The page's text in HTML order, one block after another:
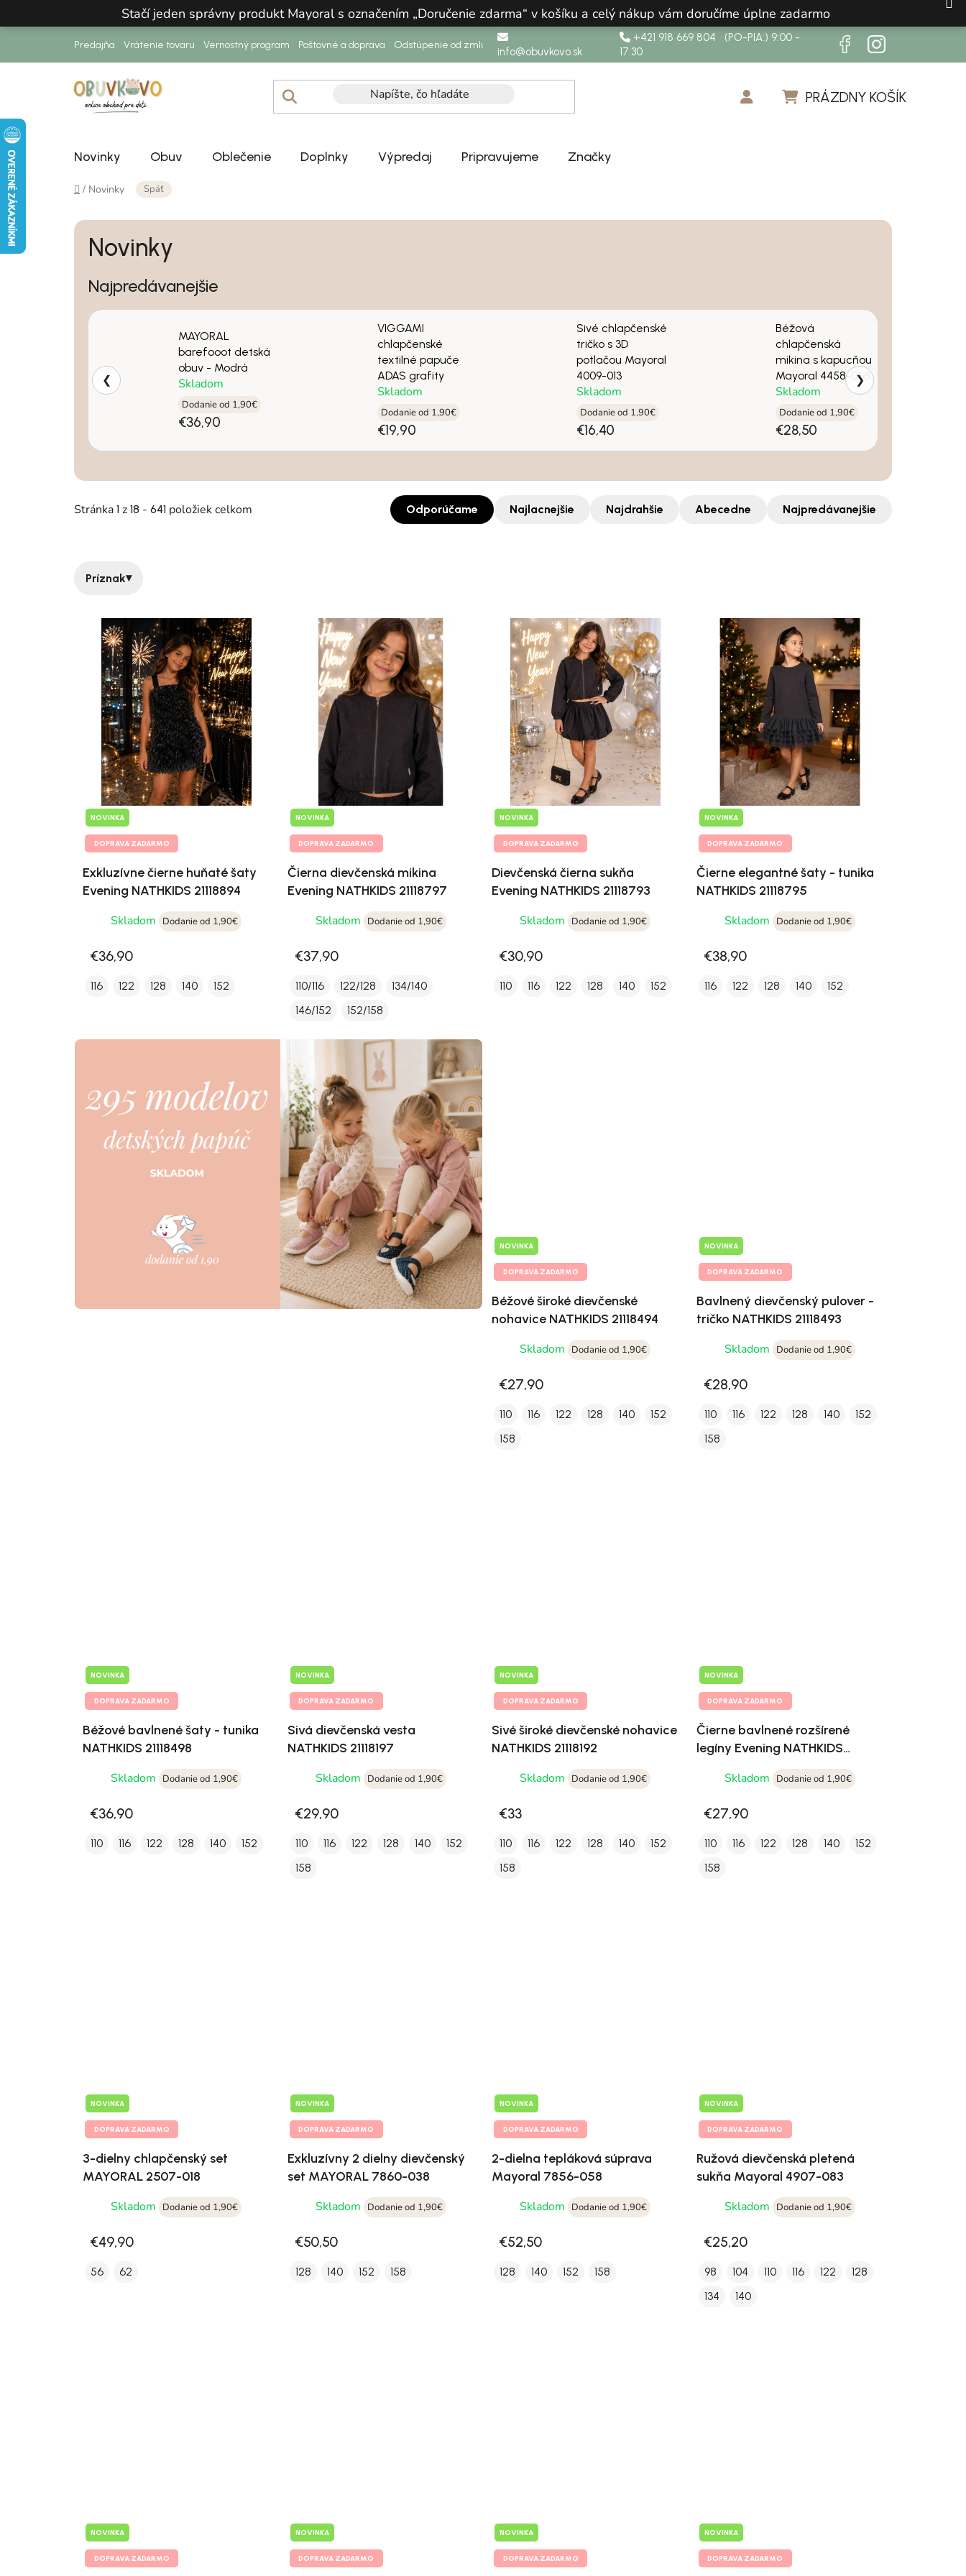
Stačí jeden správny produkt Mayoral s označením „Doručenie zdarma“ v košíku a celý nákup vám doručíme úplne zadarmo
Predajňa Vrátenie tovaru Vernostný program Poštovné a doprava Odstúpenie od zmluvy info@obuvkovo.sk
+421 918 669 804 (PO-PIA:) 9:00 -
17:30
PRÁZDNY KOŠÍK
Novinky Obuv Oblečenie Doplnky Výpredaj Pripravujeme Značky
Domov
/ Novinky Späť
Novinky
Najpredávanejšie
MAYORAL
barefooot detská
obuv - Modrá
Skladom
Dodanie od 1,90€
€36,90
VIGGAMI
chlapčenské
textilné papuče
ADAS grafity
Skladom
Dodanie od 1,90€
€19,90
Sivé chlapčenské
tričko s 3D
potlačou Mayoral
4009-013
Skladom
Dodanie od 1,90€
€16,40
Béžová
chlapčenská
mikina s kapucňou
Mayoral 4458-068
Skladom
Dodanie od 1,90€
€28,50
❮ ❯
Stránka 1 z 18 - 641 položiek celkom Odporúčame Najlacnejšie Najdrahšie Abecedne Najpredávanejšie
Príznak▾
NOVINKA
DOPRAVA ZADARMO
Exkluzívne čierne huňaté šaty
Evening NATHKIDS 21118894
Skladom Dodanie od 1,90€
€36,90
116 122 128 140 152
NOVINKA
DOPRAVA ZADARMO
Čierna dievčenská mikina
Evening NATHKIDS 21118797
Skladom
Dodanie od 1,90€
€37,90
110/116 122/128
134/140
146/152
152/158
NOVINKA
DOPRAVA ZADARMO
Dievčenská čierna sukňa
Evening NATHKIDS 21118793
Skladom Dodanie od 1,90€
€30,90
110 116 122 128 140 152
NOVINKA
DOPRAVA ZADARMO
Čierne elegantné šaty - tunika
NATHKIDS 21118795
Skladom
Dodanie od 1,90€
€38,90
116 122 128 140 152
NOVINKA
DOPRAVA ZADARMO
Béžové široké dievčenské
nohavice NATHKIDS 21118494
Skladom Dodanie od 1,90€
€27,90
110 116 122 128 140
152
158
NOVINKA
DOPRAVA ZADARMO
Bavlnený dievčenský pulover -
tričko NATHKIDS 21118493
Skladom
Dodanie od 1,90€
€28,90
110 116 122 128 140
152
158
NOVINKA
DOPRAVA ZADARMO
Béžové bavlnené šaty - tunika
NATHKIDS 21118498
Skladom Dodanie od 1,90€
€36,90
110 116 122 128 140 152
NOVINKA
DOPRAVA ZADARMO
Sivá dievčenská vesta
NATHKIDS 21118197
Skladom
Dodanie od 1,90€
€29,90
110 116 122 128 140
152
158
NOVINKA
DOPRAVA ZADARMO
Sivé široké dievčenské nohavice
NATHKIDS 21118192
Skladom Dodanie od 1,90€
€33
110 116 122 128 140
152
158
NOVINKA
DOPRAVA ZADARMO
Čierne bavlnené rozšírené
legíny Evening NATHKIDS
Skladom Dodanie od 1,90€
€27,90
110 116 122 128 140
152
158
NOVINKA
DOPRAVA ZADARMO
3-dielny chlapčenský set
MAYORAL 2507-018
Skladom Dodanie od 1,90€
€49,90
56 62
NOVINKA
DOPRAVA ZADARMO
Exkluzívny 2 dielny dievčenský
set MAYORAL 7860-038
Skladom
Dodanie od 1,90€
€50,50
128 140 152 158
NOVINKA
DOPRAVA ZADARMO
2-dielna tepláková súprava
Mayoral 7856-058
Skladom Dodanie od 1,90€
€52,50
128 140 152 158
NOVINKA
DOPRAVA ZADARMO
Ružová dievčenská pletená
sukňa Mayoral 4907-083
Skladom
Dodanie od 1,90€
€25,20
98 104 110 116 122
128
134
140
NOVINKA
DOPRAVA ZADARMO
NOVINKA
DOPRAVA ZADARMO
NOVINKA
DOPRAVA ZADARMO
NOVINKA
DOPRAVA ZADARMO